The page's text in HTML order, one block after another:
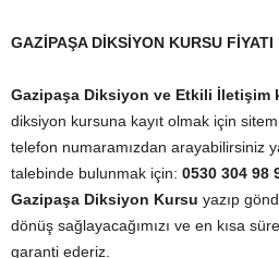
GAZİPAŞA DİKSİYON KURSU FİYATI
Gazipaşa Diksiyon ve Etkili
diksiyon kursuna kayıt olmak için
telefon numaramızdan arayabilirsiniz
talebinde bulunmak için: 0530 304 98
Gazipaşa Diksiyon Kursu yazıp
dönüş sağlayacağımızı ve en kısa
garanti ederiz.